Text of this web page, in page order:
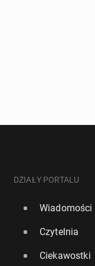
DZIAŁY PORTALU
Wiadomości
Czytelnia
Ciekawostki